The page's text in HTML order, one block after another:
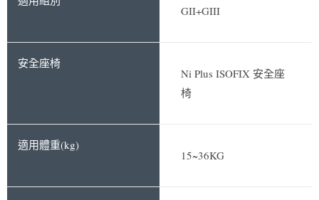
GII+GIII
Ni Plus ISOFIX 安全座
椅
15~36KG